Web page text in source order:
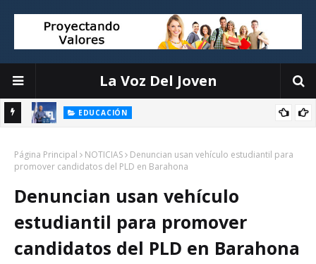
La Voz Del Joven
EDUCACIÓN
herramienta para formar ciudadanos críticos y fortalecer la
Página Principal NOTICIAS
Denuncian usan vehículo estudiantil para
promover candidatos del PLD en Barahona
Denuncian usan vehículo
estudiantil para promover
candidatos del PLD en Barahona